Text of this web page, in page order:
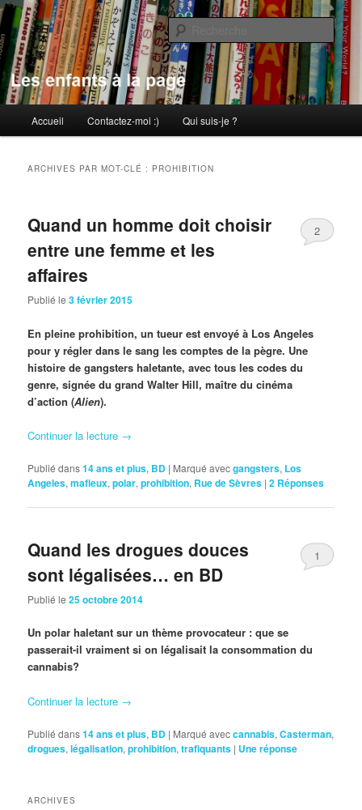
Aller
au
contenu
principal
Aller
au
contenu
secondaireLes enfants à la page
principal
Accueil Contactez-moi :) Qui suis-je ?
ARCHIVES PAR MOT-CLÉ : PROHIBITION
Quand un homme doit choisir
entre une femme et les
affaires
Publié le3 février 2015
2
En pleine prohibition, un tueur est envoyé à Los Angeles
pour y régler dans le sang les comptes de la pègre. Une
histoire de gangsters haletante, avec tous les codes du
genre, signée du grand Walter Hill, maître du cinéma
d’action (Alien).
Continuer la lecture →
Publié dans14 ans et plus, BD | Marqué avecgangsters, Los
Angeles,mafieux,polar,prohibition, Rue de Sèvres |2 Réponses
Quand les drogues douces
sont légalisées… en BD
Publié le25 octobre 2014
1
Un polar haletant sur un thème provocateur : que se
passerait-il vraiment si on légalisait la consommation du
cannabis?
Continuer la lecture →
Publié dans14 ans et plus, BD | Marqué aveccannabis,Casterman,
drogues,légalisation,prohibition,trafiquants | Uneréponse
ARCHIVES